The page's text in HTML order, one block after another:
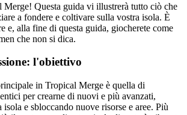
Merge! Questa guida vi illustrerà tutto ciò che
a fondere e coltivare sulla vostra isola. È
e, alla fine di questa guida, giocherete come
che non si dica.
l'obiettivo
in Tropical Merge è quella di
per crearne di nuovi e più avanzati,
isola e sbloccando nuove risorse e aree. Più